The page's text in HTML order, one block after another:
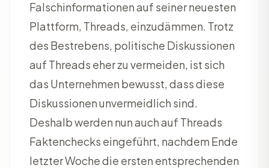
Falschinformationen auf seiner neuesten
Plattform, Threads, einzudämmen. Trotz
des Bestrebens, politische Diskussionen
auf Threads eher zu vermeiden, ist sich
das Unternehmen bewusst, dass diese
Diskussionen unvermeidlich sind.
Deshalb werden nun auch auf Threads
Faktenchecks eingeführt, nachdem Ende
letzter Woche die ersten entsprechenden